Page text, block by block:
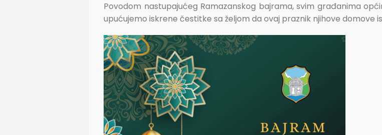
Povodom nastupajućeg Ramazanskog bajrama, svim građanima
upućujemo iskrene čestitke sa željom da ovaj praznik njihove